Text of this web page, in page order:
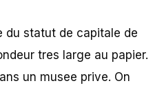
du statut de capitale de
tres large au papier.
un musee prive. On